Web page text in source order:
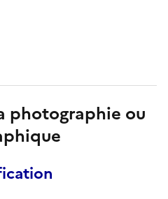
photographie ou